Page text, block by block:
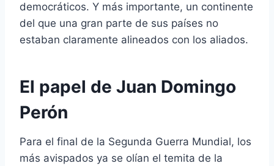
democráticos. Y más importante, un continente
del que una gran parte de sus países no
estaban claramente alineados con los aliados.
El papel de Juan Domingo
Perón
Para el final de la Segunda Guerra Mundial, los
más avispados ya se olían el temita de la